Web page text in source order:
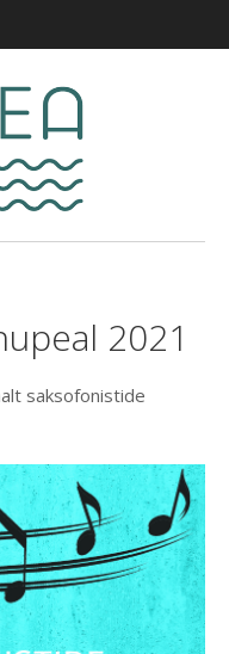
2021
saksofonistide